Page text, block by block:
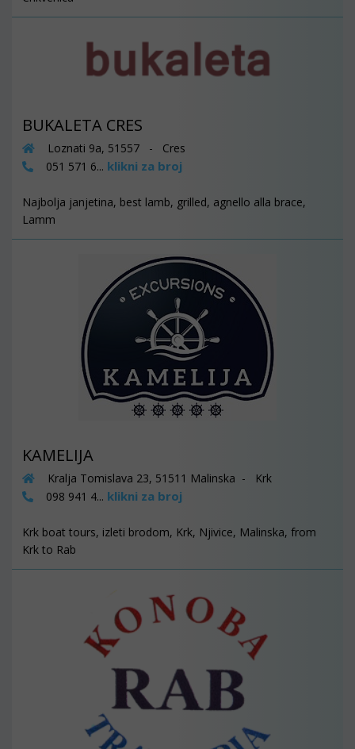
BUKALETA CRES
Loznati 9a, 51557 - Cres
051 571 6... klikni za broj
Najbolja janjetina, best lamb, grilled, agnello alla brace,
Lamm
KAMELIJA
Kralja Tomislava 23, 51511 Malinska - Krk
098 941 4... klikni za broj
Krk boat tours, izleti brodom, Krk, Njivice, Malinska, from
Krk to Rab